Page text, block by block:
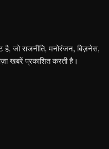
है, जो राजनीति, मनोरंजन, बिज़नेस,
खबरें प्रकाशित करती है।